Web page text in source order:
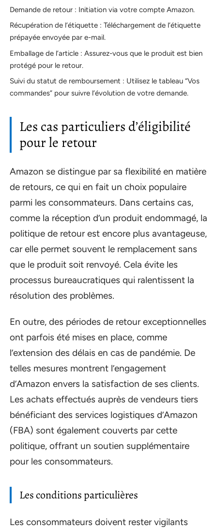
Demande de retour : Initiation via votre compte Amazon.
Récupération de l’étiquette : Téléchargement de l’étiquette
prépayée envoyée par e-mail.
Emballage de l’article : Assurez-vous que le produit est bien
protégé pour le retour.
Suivi du statut de remboursement : Utilisez le tableau “Vos
commandes” pour suivre l’évolution de votre demande.
Les cas particuliers d’éligibilité
pour le retour
Amazon se distingue par sa flexibilité en matière
de retours, ce qui en fait un choix populaire
parmi les consommateurs. Dans certains cas,
comme la réception d’un produit endommagé, la
politique de retour est encore plus avantageuse,
car elle permet souvent le remplacement sans
que le produit soit renvoyé. Cela évite les
processus bureaucratiques qui ralentissent la
résolution des problèmes.
En outre, des périodes de retour exceptionnelles
ont parfois été mises en place, comme
l’extension des délais en cas de pandémie. De
telles mesures montrent l’engagement
d’Amazon envers la satisfaction de ses clients.
Les achats effectués auprès de vendeurs tiers
bénéficiant des services logistiques d’Amazon
(FBA) sont également couverts par cette
politique, offrant un soutien supplémentaire
pour les consommateurs.
Les conditions particulières
Les consommateurs doivent rester vigilants